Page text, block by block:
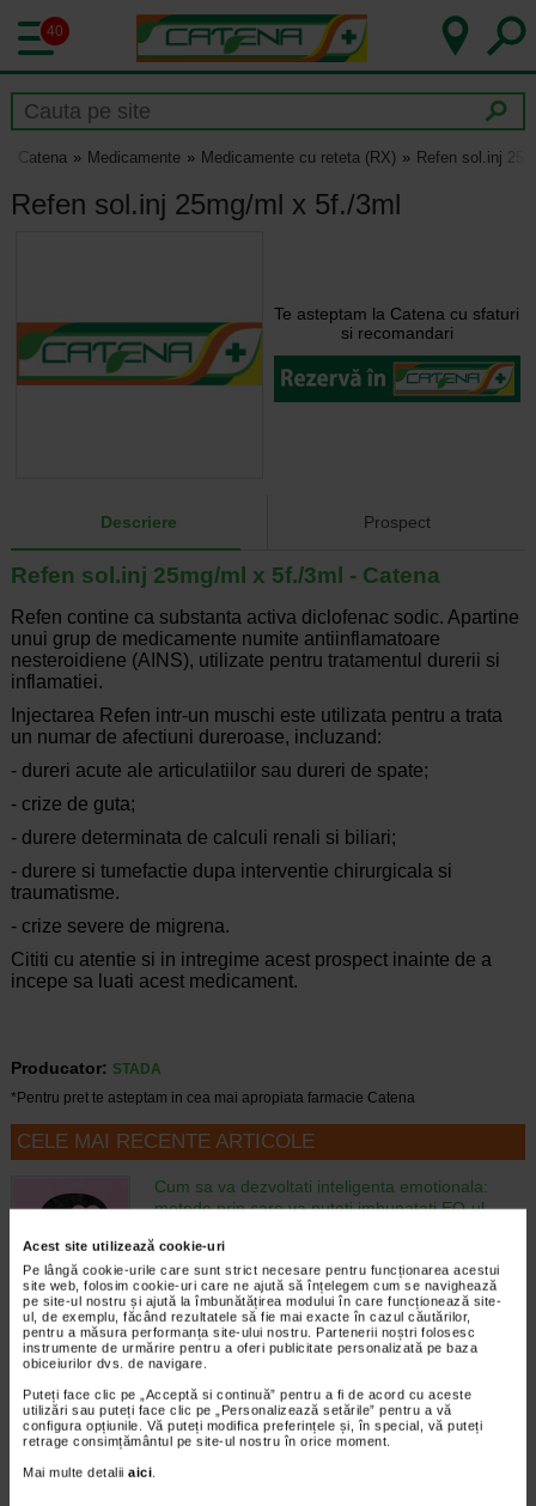
Acest site utilizează cookie-uri
Pe lângă cookie-urile care sunt strict necesare pentru funcționarea acestui
site web, folosim cookie-uri care ne ajută să înțelegem cum se navighează
pe site-ul nostru și ajută la îmbunătățirea modului în care funcționează site-
ul, de exemplu, făcând rezultatele să fie mai exacte în cazul căutărilor,
pentru a măsura performanța site-ului nostru. Partenerii noștri folosesc
instrumente de urmărire pentru a oferi publicitate personalizată pe baza
obiceiurilor dvs. de navigare.
Puteți face clic pe „Acceptă si continuă” pentru a fi de acord cu aceste
utilizări sau puteți face clic pe „Personalizează setările” pentru a vă
configura opțiunile. Vă puteți modifica preferințele și, în special, vă puteți
retrage consimțământul pe site-ul nostru în orice moment.
Mai multe detalii aici.
40
Catena Medicamente Medicamente cu reteta (RX) Refen sol.inj
Refen sol.inj 25mg/ml x 5f./3ml
Te asteptam la Catena cu sfaturi
si recomandari
Descriere Prospect
Refen sol.inj 25mg/ml x 5f./3ml - Catena
Refen contine ca substanta activa diclofenac sodic. Apartine
unui grup de medicamente numite antiinflamatoare
nesteroidiene (AINS), utilizate pentru tratamentul durerii si
inflamatiei.
Injectarea Refen intr-un muschi este utilizata pentru a trata
un numar de afectiuni dureroase, incluzand:
- dureri acute ale articulatiilor sau dureri de spate;
- crize de guta;
- durere determinata de calculi renali si biliari;
- durere si tumefactie dupa interventie chirurgicala si
traumatisme.
- crize severe de migrena.
Cititi cu atentie si in intregime acest prospect inainte de a
incepe sa luati acest medicament.
Producator: STADA
*Pentru pret te asteptam in cea mai apropiata farmacie Catena
CELE MAI RECENTE ARTICOLE
Cum sa va dezvoltati inteligenta emotionala:
metode prin care va puteti imbunatati EQ-ul
Inteligenta emotionala (EQ) se refera la
capacitatea de a identifica si gestiona
propriile emotii, precum si emotiile celorlalti.
In general, se spune ca inteligenta
emotionala cuprinde cateva abilitati:…
4 minute, 39 secunde
Enurezis: cauze, factori declansatori si solutii
Sistem urinar
Enurezisul este termenul medical pentru
pierderea accidentala de urina, de obicei in